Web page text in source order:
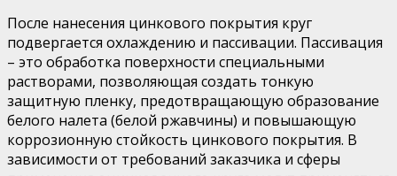
После нанесения цинкового покрытия круг
подвергается охлаждению и пассивации. Пассивация
– это обработка поверхности специальными
растворами, позволяющая создать тонкую
защитную пленку, предотвращающую образование
белого налета (белой ржавчины) и повышающую
коррозионную стойкость цинкового покрытия. В
зависимости от требований заказчика и сферы